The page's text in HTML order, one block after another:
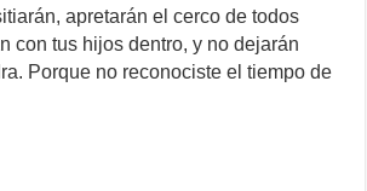
apretarán el cerco de todos
con tus hijos dentro, y no dejarán
Porque no reconociste el tiempo de